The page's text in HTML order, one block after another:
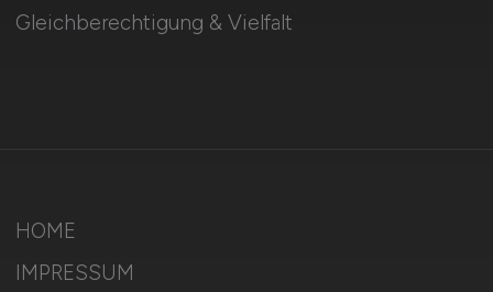
Gleichberechtigung & Vielfalt
HOME
IMPRESSUM